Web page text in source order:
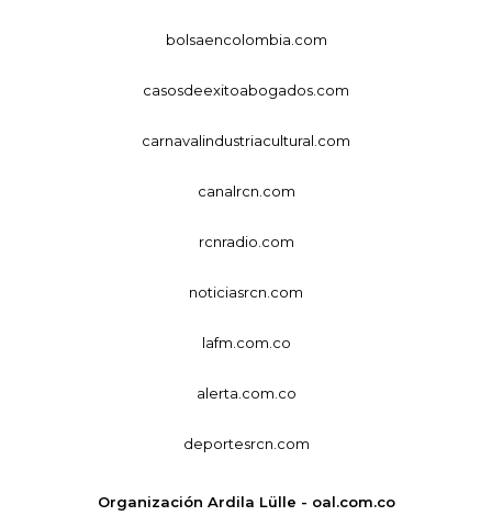
bolsaencolombia.com
casosdeexitoabogados.com
carnavalindustriacultural.com
canalrcn.com
rcnradio.com
noticiasrcn.com
lafm.com.co
alerta.com.co
deportesrcn.com
Organización Ardila Lülle - oal.com.co